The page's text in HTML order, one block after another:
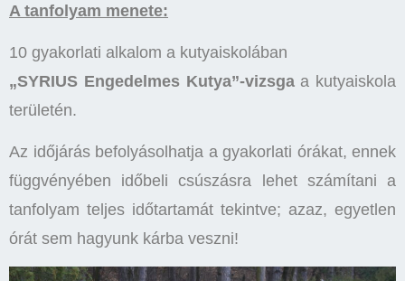
A tanfolyam menete:
10 gyakorlati alkalom a kutyaiskolában
„SYRIUS Engedelmes Kutya”-vizsgaa kutyaiskola
területén.
Az időjárás befolyásolhatja a gyakorlati órákat, ennek
függvényében időbeli csúszásra lehet számítani a
tanfolyam teljes időtartamát tekintve; azaz, egyetlen
órát sem hagyunk kárba veszni!